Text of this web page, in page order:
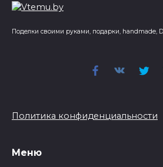
Поделки своими руками, подарки, handmade,
Политика конфиденциальности
Меню